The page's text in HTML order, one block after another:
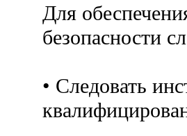
Для
безопасности
• Следовать